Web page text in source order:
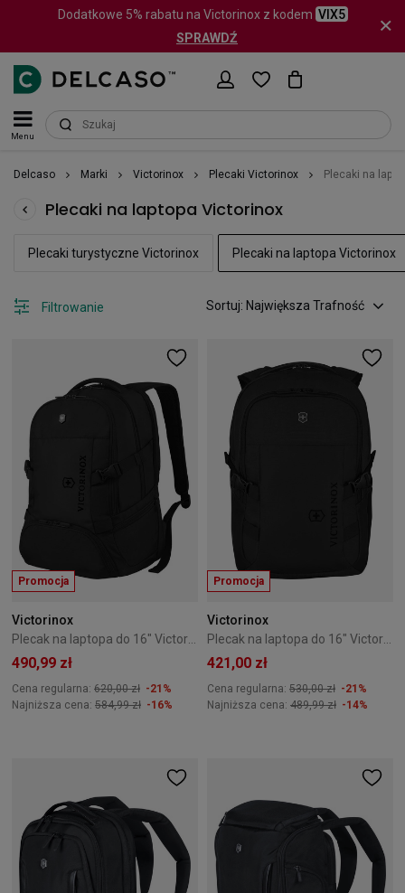
Dodatkowe 5% rabatu na Victorinox z kodem VIX5
SPRAWDŹ
Menu
Delcaso Marki Victorinox Plecaki Victorinox Plecaki na
Plecaki na laptopa Victorinox
Plecaki turystyczne Victorinox Plecaki na laptopa Victorinox
Sortuj: Największa Trafność
Filtrowanie
Promocja
Victorinox
490,99 zł
Cena regularna: 620,00 zł -21%
Najniższa cena: 584,99 zł -16%
Promocja
Victorinox
421,00 zł
Cena regularna: 530,00 zł -21%
Najniższa cena: 489,99 zł -14%